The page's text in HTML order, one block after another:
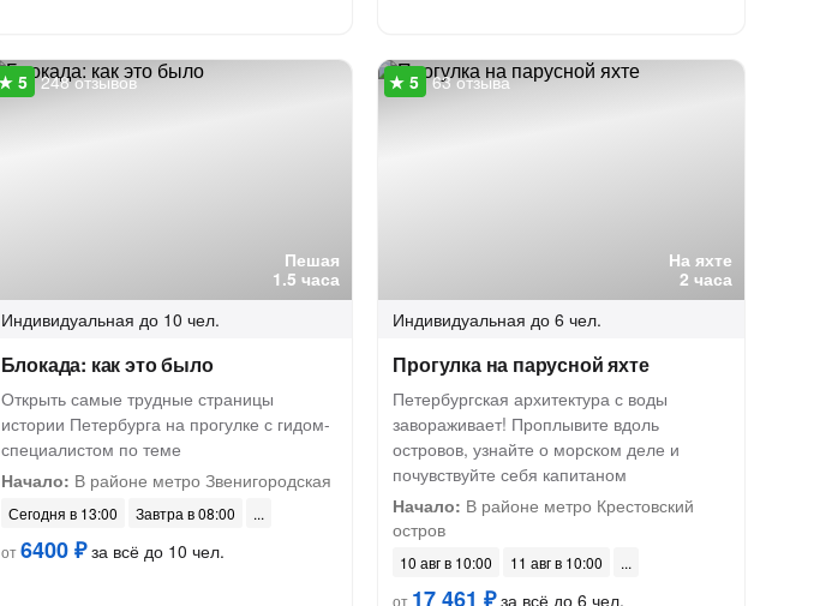
Пешая
1.5 часа
248 отзывов
Индивидуальная до 10 чел.
Блокада: как это было
Открыть самые трудные страницы
истории Петербурга на прогулке с гидом-
специалистом по теме
Начало: В районе метро Звенигородская
Сегодня в 13:00
Завтра в 08:00
от6400 ₽за всё до 10 чел.
На яхте
2 часа
63 отзыва
Индивидуальная до 6 чел.
Прогулка на парусной яхте
Петербургская архитектура с воды
завораживает! Проплывите вдоль
островов, узнайте о морском деле и
почувствуйте себя капитаном
Начало: В районе метро Крестовский
остров
10 авг в 10:00
11 авг в 10:00
от 17 461 ₽за всё до 6 чел.